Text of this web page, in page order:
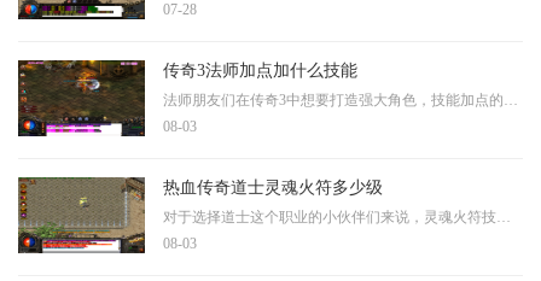
07-28
传奇3法师加点加什么技能
08-03
热血传奇道士灵魂火符多少级
08-03